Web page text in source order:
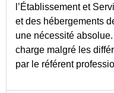
l’Établissement et
et des hébergements
une nécessité
charge malgré les
par le référent